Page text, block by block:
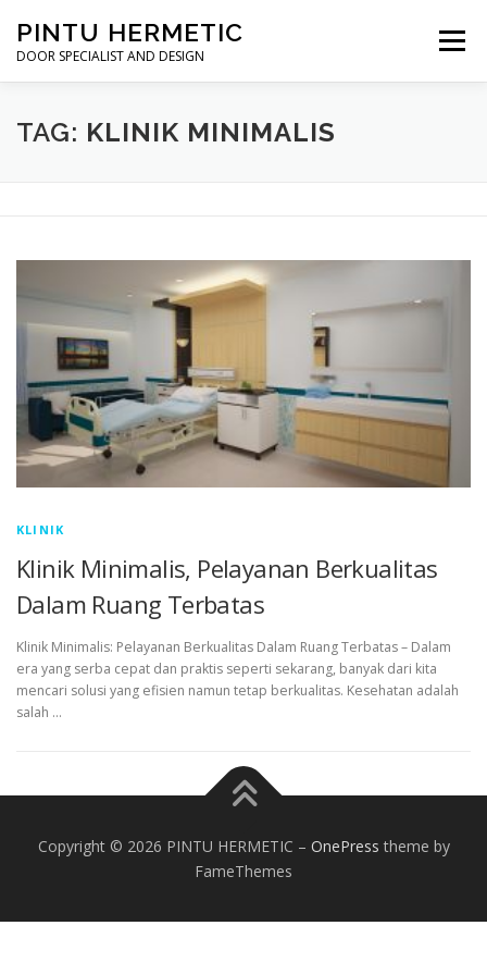
content
PINTU HERMETIC
DOOR SPECIALIST AND DESIGN
Menu
HOME MOT RUANG OPERASI PINTU HERMETIC
TAG: KLINIK MINIMALIS
KLINIK
Klinik Minimalis, Pelayanan Berkualitas
Dalam Ruang Terbatas
Klinik Minimalis: Pelayanan Berkualitas Dalam Ruang Terbatas – Dalam
era yang serba cepat dan praktis seperti sekarang, banyak dari kita
mencari solusi yang efisien namun tetap berkualitas. Kesehatan adalah
salah …
Copyright © 2026 PINTU HERMETIC – OnePress theme by
FameThemes